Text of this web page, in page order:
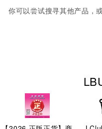
你可以尝试搜寻其他产品，